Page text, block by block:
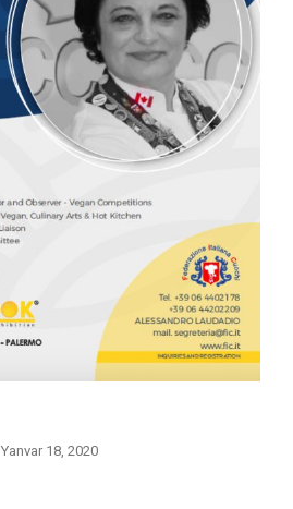
Yanvar 18, 2020